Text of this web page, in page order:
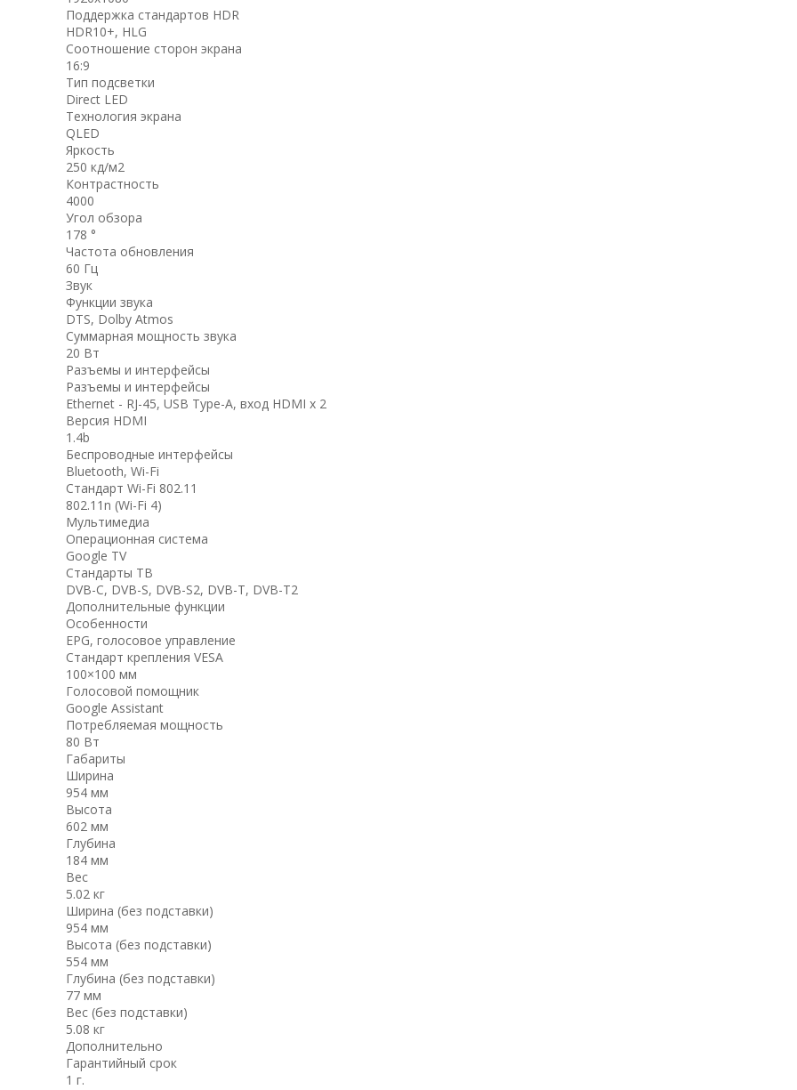
Поддержка стандартов HDR
HDR10+, HLG
Соотношение сторон экрана
16:9
Тип подсветки
Direct LED
Технология экрана
QLED
Яркость
250 кд/м2
Контрастность
4000
Угол обзора
178 °
Частота обновления
60 Гц
Звук
Функции звука
DTS, Dolby Atmos
Суммарная мощность звука
20 Вт
Разъемы и интерфейсы
Разъемы и интерфейсы
Ethernet - RJ-45, USB Type-A, вход HDMI x 2
Версия HDMI
1.4b
Беспроводные интерфейсы
Bluetooth, Wi-Fi
Стандарт Wi-Fi 802.11
802.11n (Wi-Fi 4)
Мультимедиа
Операционная система
Google TV
Стандарты ТВ
DVB-C, DVB-S, DVB-S2, DVB-T, DVB-T2
Дополнительные функции
Особенности
EPG, голосовое управление
Стандарт крепления VESA
100×100 мм
Голосовой помощник
Google Assistant
Потребляемая мощность
80 Вт
Габариты
Ширина
954 мм
Высота
602 мм
Глубина
184 мм
Вес
5.02 кг
Ширина (без подставки)
954 мм
Высота (без подставки)
554 мм
Глубина (без подставки)
77 мм
Вес (без подставки)
5.08 кг
Дополнительно
Гарантийный срок
1 г.